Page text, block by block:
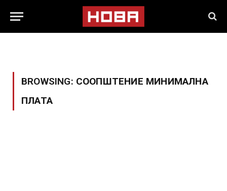
BROWSING: СООПШТЕНИЕ МИНИМАЛНА
ПЛАТА